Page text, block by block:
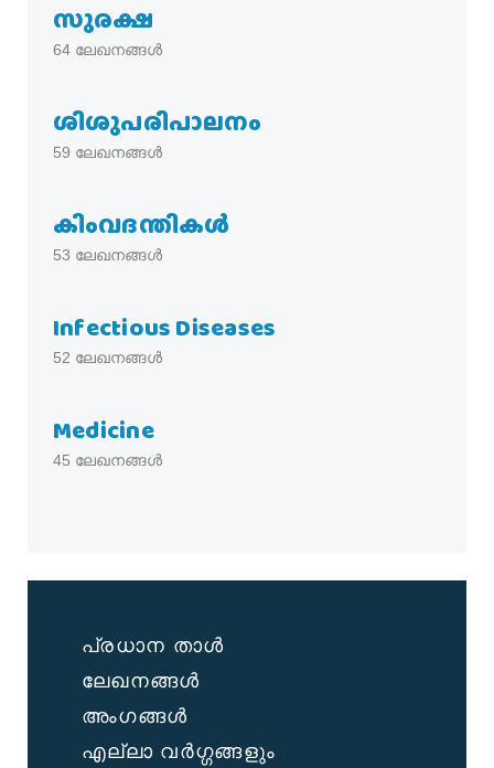
സുരക്ഷ
64 ലേഖനങ്ങൾ
ശിശുപരിപാലനം
59 ലേഖനങ്ങൾ
കിംവദന്തികൾ
53 ലേഖനങ്ങൾ
Infectious Diseases
52 ലേഖനങ്ങൾ
Medicine
45 ലേഖനങ്ങൾ
പ്രധാന താൾ
ലേഖനങ്ങൾ
അംഗങ്ങൾ
എല്ലാ വർഗ്ഗങ്ങളും